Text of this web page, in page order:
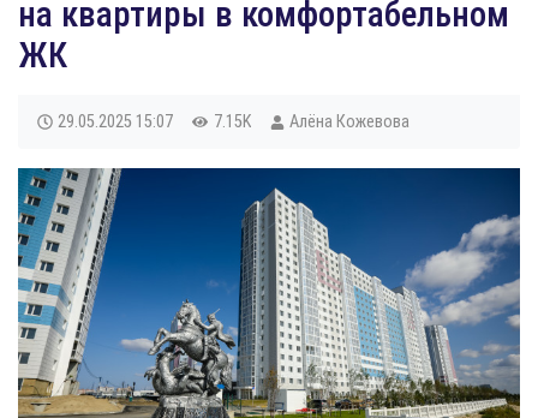
на квартиры в комфортабельном
ЖК
29.05.2025 15:07 7.15K Алёна Кожевова